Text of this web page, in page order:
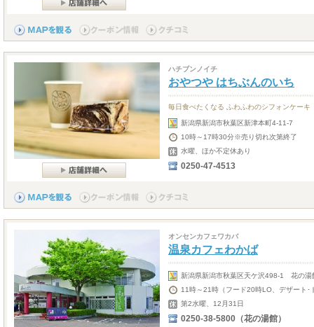
ハチブンノイチ
おやつや はちぶんのいち
毎日食べたくなる ふわふわのシフォンケーキ
新潟県新潟市秋葉区新津本町4-11-7
10時～17時30分※売り切れ次第終了
水曜、ほか不定休あり
0250-47-4513
オンセンカフェワカバ
温泉カフェわかば
新潟県新潟市秋葉区天ケ沢498-1 花の湯
11時～21時（フード20時LO、デザート･
第2水曜、12月31日
0250-38-5800（花の湯館）